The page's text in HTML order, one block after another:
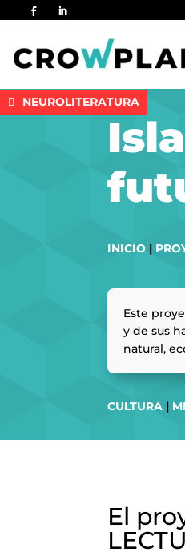
NEUROLITERATURA
INICIO |
Este
y de sus
natural,
CULTURA |
El